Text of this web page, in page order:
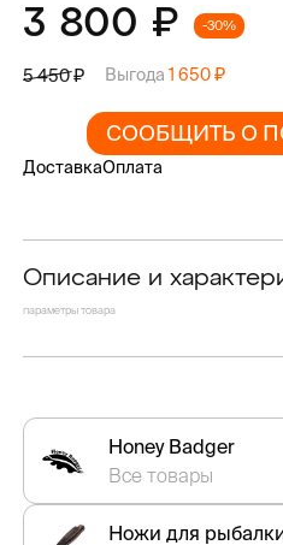
3 800 -30%
5 450 Выгода 1 650
СООБЩИТЬ О
ДоставкаОплата
Описание и
параметры товара
Honey Badger
Все товары
Ножи для